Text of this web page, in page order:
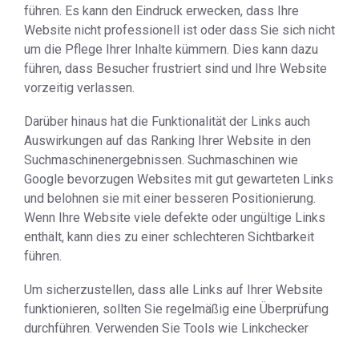
führen. Es kann den Eindruck erwecken, dass Ihre
Website nicht professionell ist oder dass Sie sich nicht
um die Pflege Ihrer Inhalte kümmern. Dies kann dazu
führen, dass Besucher frustriert sind und Ihre Website
vorzeitig verlassen.
Darüber hinaus hat die Funktionalität der Links auch
Auswirkungen auf das Ranking Ihrer Website in den
Suchmaschinenergebnissen. Suchmaschinen wie
Google bevorzugen Websites mit gut gewarteten Links
und belohnen sie mit einer besseren Positionierung.
Wenn Ihre Website viele defekte oder ungültige Links
enthält, kann dies zu einer schlechteren Sichtbarkeit
führen.
Um sicherzustellen, dass alle Links auf Ihrer Website
funktionieren, sollten Sie regelmäßig eine Überprüfung
durchführen. Verwenden Sie Tools wie Linkchecker